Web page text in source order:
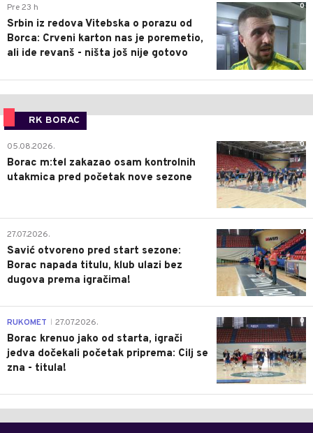
0
Pre 23 h
Srbin iz redova Vitebska o porazu od
Borca: Crveni karton nas je poremetio,
ali ide revanš - ništa još nije gotovo
RK BORAC
0
05.08.2026.
Borac m:tel zakazao osam kontrolnih
utakmica pred početak nove sezone
0
27.07.2026.
Savić otvoreno pred start sezone:
Borac napada titulu, klub ulazi bez
dugova prema igračima!
0
RUKOMET 27.07.2026.
Borac krenuo jako od starta, igrači
jedva dočekali početak priprema: Cilj se
zna - titula!